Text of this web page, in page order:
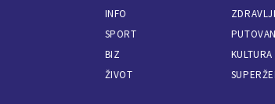
INFO
SPORT
BIZ
ŽIVOT
KULTURA